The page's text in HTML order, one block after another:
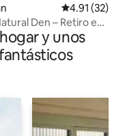
Calificación
4.91 (32)
Den – Retiro en
y unos